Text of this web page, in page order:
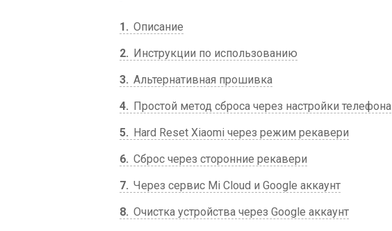
1
Описание
2
Инструкции по использованию
3 Альтернативная прошивка
4
Простой метод сброса через настройки телефона
5
Hard Reset Xiaomi через режим рекавери
6 Cброс через сторонние рекавери
7 Через сервис Mi Cloud и Google аккаунт
8 Очистка устройства через Google аккаунт